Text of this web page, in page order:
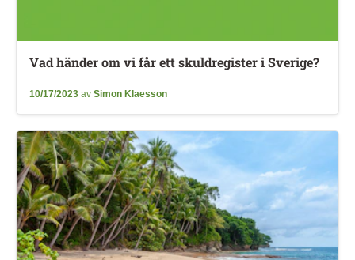
Vad händer om vi får ett skuldregister i Sverige?
10/17/2023 av Simon Klaesson